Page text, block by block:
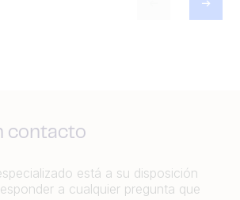
contacto
está a su disposición
a cualquier pregunta que